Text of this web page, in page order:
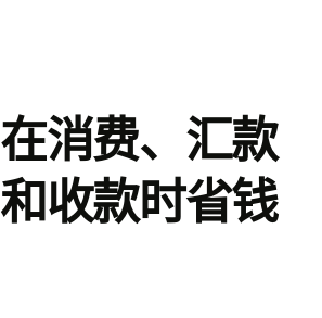
在消费、汇款
和收款时省钱